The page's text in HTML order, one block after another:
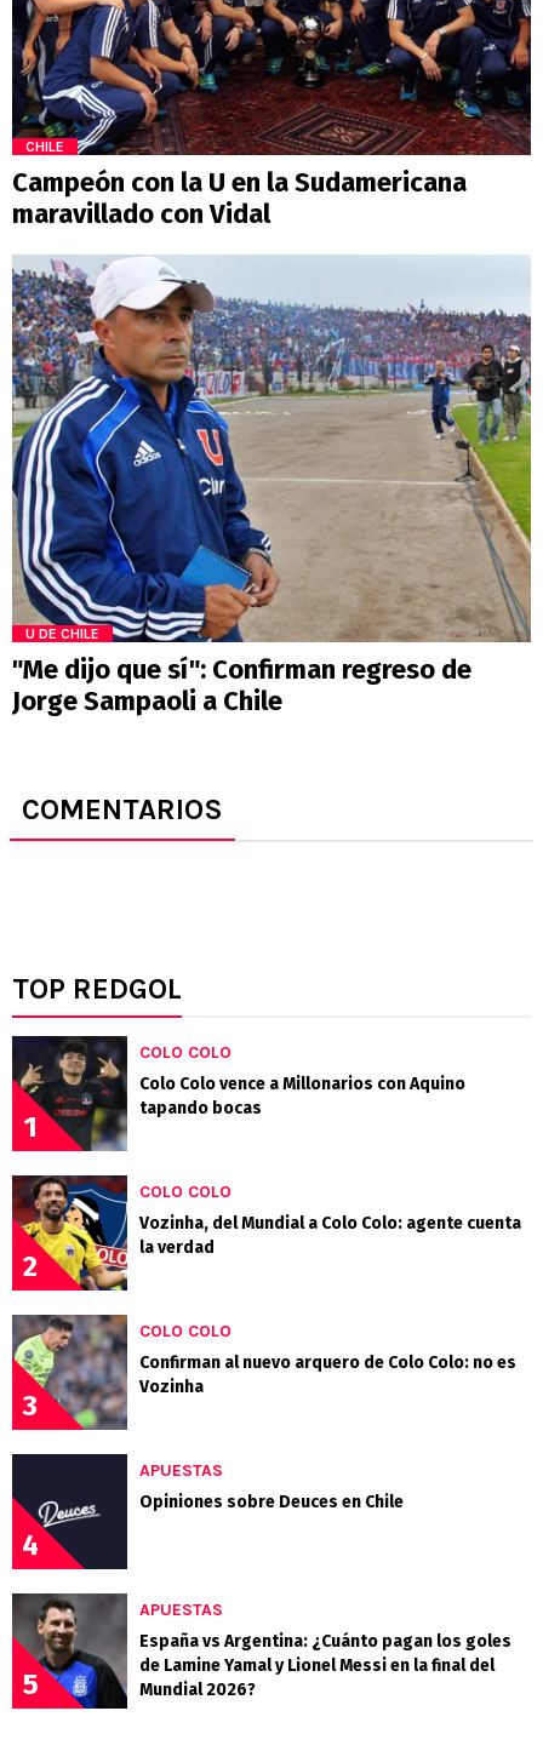
CHILE
Campeón con la U en la Sudamericana
maravillado con Vidal
U DE CHILE
"Me dijo que sí": Confirman regreso de
Jorge Sampaoli a Chile
COMENTARIOS
TOP REDGOL
1
COLO COLO
Colo Colo vence a Millonarios con Aquino
tapando bocas
2
COLO COLO
Vozinha, del Mundial a Colo Colo: agente cuenta
la verdad
3
COLO COLO
Confirman al nuevo arquero de Colo Colo: no es
Vozinha
4
APUESTAS
Opiniones sobre Deuces en Chile
5
APUESTAS
España vs Argentina: ¿Cuánto pagan los goles
de Lamine Yamal y Lionel Messi en la final del
Mundial 2026?